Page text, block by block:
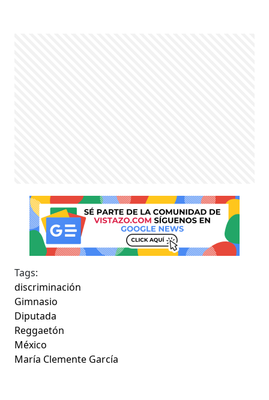
Tags:
discriminación
Gimnasio
Diputada
Reggaetón
México
María Clemente García